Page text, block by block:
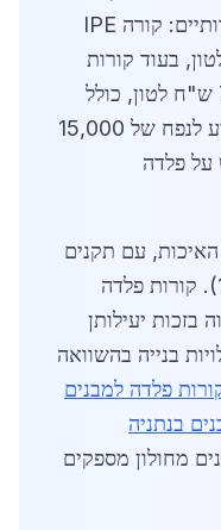
מהירה לחולון, עם מחירים תחרותיים: קורה IPE
650 ש"ח לטון, בעוד קורות
HEA 300 נעות בין 750-850 ש"ח לטון, כולל
הובלה מקומית. השוק צפוי להגיע לנפח של 15,000
על פלדה
עם תקנים
ישראליים מחמירים (ת"י 1229). קורות פלדה
בזכות יעילותן
חיסכון של 20% בעלויות בנייה בהשוואה
פלדה למבנים
בנתניה
מחולון מספקים